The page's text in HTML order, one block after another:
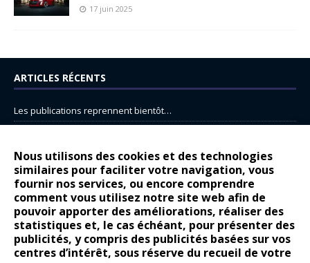
Nous utilisons des cookies et des technologies
similaires pour faciliter votre navigation, vous
fournir nos services, ou encore comprendre
comment vous utilisez notre site web afin de
pouvoir apporter des améliorations, réaliser des
statistiques et, le cas échéant, pour présenter des
publicités, y compris des publicités basées sur vos
centres d’intérêt, sous réserve du recueil de votre
17 juin 2025
ARTICLES RÉCENTS
Les publications reprennent bientôt…
14 juillet : nouveau film de marque pour Citroën
Renault Espace : voyage, voyage…
Peugeot E-208 GTi : naissance d’une légende
COMMENTAIRES RÉCENTS
Bernard DardartdansDacia Sandero : pour les gens vrais